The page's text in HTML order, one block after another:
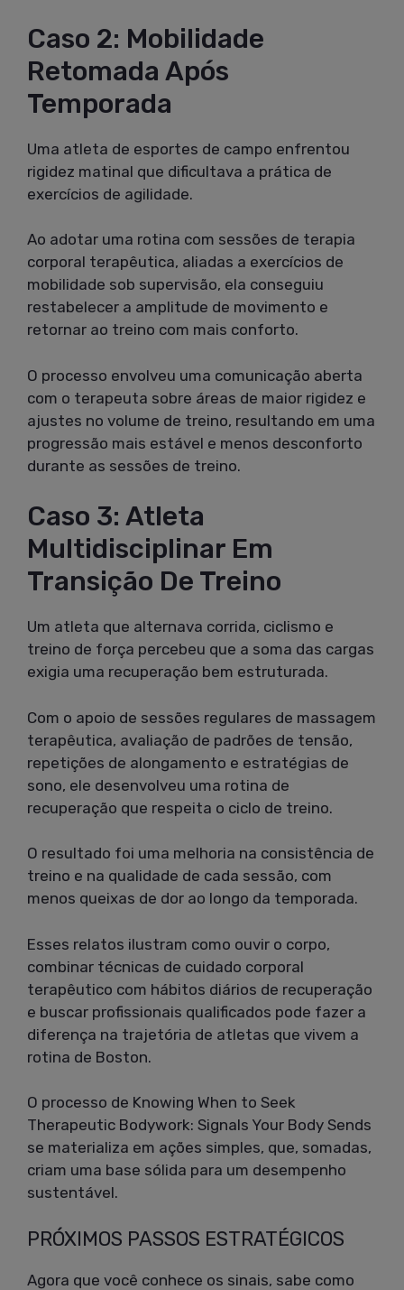
Caso 2: Mobilidade
Retomada Após
Temporada
Uma atleta de esportes de campo enfrentou
rigidez matinal que dificultava a prática de
exercícios de agilidade.
Ao adotar uma rotina com sessões de terapia
corporal terapêutica, aliadas a exercícios de
mobilidade sob supervisão, ela conseguiu
restabelecer a amplitude de movimento e
retornar ao treino com mais conforto.
O processo envolveu uma comunicação aberta
com o terapeuta sobre áreas de maior rigidez e
ajustes no volume de treino, resultando em uma
progressão mais estável e menos desconforto
durante as sessões de treino.
Caso 3: Atleta
Multidisciplinar Em
Transição De Treino
Um atleta que alternava corrida, ciclismo e
treino de força percebeu que a soma das cargas
exigia uma recuperação bem estruturada.
Com o apoio de sessões regulares de massagem
terapêutica, avaliação de padrões de tensão,
repetições de alongamento e estratégias de
sono, ele desenvolveu uma rotina de
recuperação que respeita o ciclo de treino.
O resultado foi uma melhoria na consistência de
treino e na qualidade de cada sessão, com
menos queixas de dor ao longo da temporada.
Esses relatos ilustram como ouvir o corpo,
combinar técnicas de cuidado corporal
terapêutico com hábitos diários de recuperação
e buscar profissionais qualificados pode fazer a
diferença na trajetória de atletas que vivem a
rotina de Boston.
O processo de Knowing When to Seek
Therapeutic Bodywork: Signals Your Body Sends
se materializa em ações simples, que, somadas,
criam uma base sólida para um desempenho
sustentável.
PRÓXIMOS PASSOS ESTRATÉGICOS
Agora que você conhece os sinais, sabe como